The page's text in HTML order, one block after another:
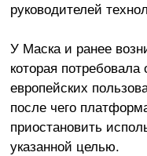
руководителей
У Маска и ранее
которая
европейских
после чего
приостановить
указанной целью.